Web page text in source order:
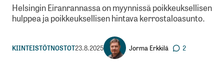
Helsingin Eiranrannassa on myynnissä poikkeuksellisen
hulppea ja poikkeuksellisen hintava kerrostaloasunto.
KIINTEISTÖTNOSTOT23.8.2025 Jorma Erkkilä 2